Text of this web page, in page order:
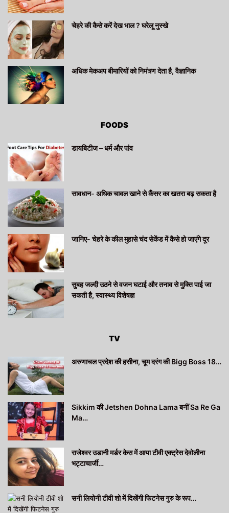
चेहरे की कैसे करें देख भाल ? घरेलू नुस्खे
अधिक मेकअप बीमारियों को निमंत्र्ण देता है, वैज्ञानिक
FOODS
डायबिटीज – धर्म और पांव
सावधान- अधिक चावल खाने से कैंसर का खतरा बढ़ सकता है
जानिए- चेहरे के कील मुहासे चंद सेकेंड में कैसे हो जाएंगे दूर
सुबह जल्दी उठने से वजन घटाई और तनाव से मुक्ति पाई जा
सकती है, स्वास्थ्य विशेषज्ञ
TV
अरुणाचल प्रदेश की हसीना, चूम दरंग की Bigg Boss 18…
Sikkim की Jetshen Dohna Lama बनीं Sa Re Ga
Ma…
राजेश्वर उडानी मर्डर केस में आया टीवी एक्ट्रेस देवोलीना
भट्टाचार्जी…
सनी लियोनी टीवी शो में दिखेंगी फिटनेस गुरु के रूप…